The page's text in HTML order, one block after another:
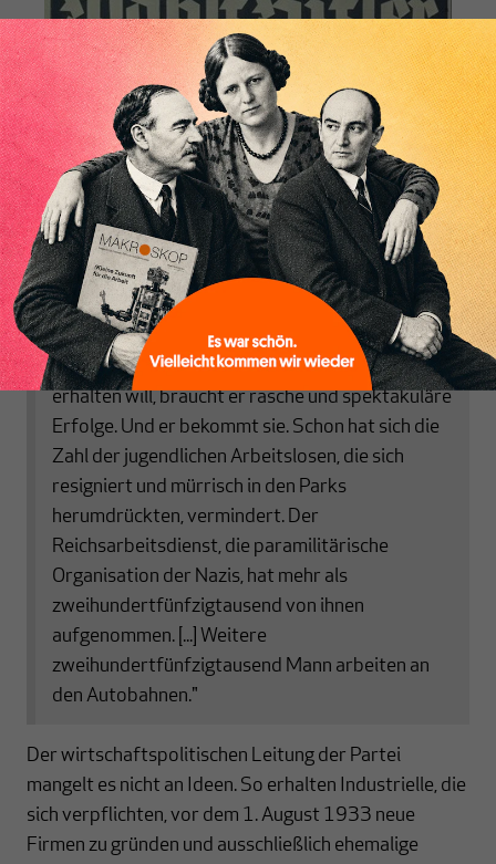
Inhaltsverzeichnis
NSDAP-Wahlplakat mit dem Slogan „Arbeit und Brot“. Quelle: BPB
InDie Hügel von Berlin: Erinnerungen an
Deutschlandschreibt die französische Journalistin
und Zeitzeugin Stéphane Roussel zur
Beschäftigungspolitik der NSDAP in den ersten
Monaten nach deren Machtübernahme:
„Hitler hat es eilig. Wenn er die euphorische
Stimmung, die unter seinen Getreuen herrscht,
erhalten will, braucht er rasche und spektakuläre
Erfolge. Und er bekommt sie. Schon hat sich die
Zahl der jugendlichen Arbeitslosen, die sich
resigniert und mürrisch in den Parks
herumdrückten, vermindert. Der
Reichsarbeitsdienst, die paramilitärische
Organisation der Nazis, hat mehr als
zweihundertfünfzigtausend von ihnen
aufgenommen. [...] Weitere
zweihundertfünfzigtausend Mann arbeiten an
den Autobahnen."
Der wirtschaftspolitischen Leitung der Partei
mangelt es nicht an Ideen. So erhalten Industrielle, die
sich verpflichten, vor dem 1. August 1933 neue
Firmen zu gründen und ausschließlich ehemalige